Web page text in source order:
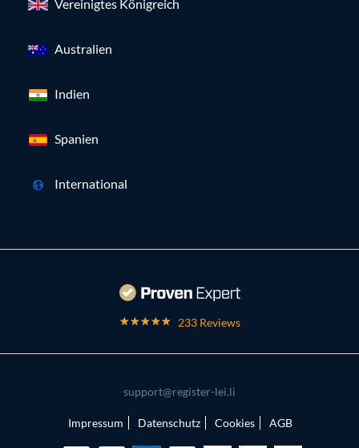
Vereinigtes Königreich
Australien
Indien
Spanien
International
233 Reviews
support@register-lei.li
Impressum Datenschutz Cookies AGB